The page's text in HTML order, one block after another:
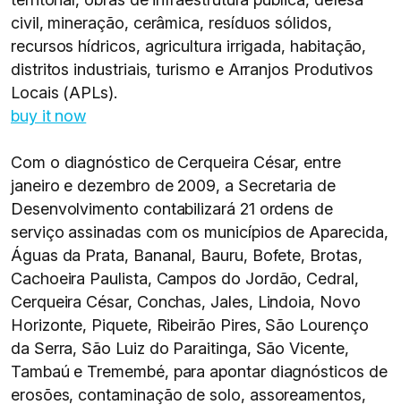
civil, mineração, cerâmica, resíduos sólidos,
recursos hídricos, agricultura irrigada, habitação,
distritos industriais, turismo e Arranjos Produtivos
Locais (APLs).
buy it now
Com o diagnóstico de Cerqueira César, entre
janeiro e dezembro de 2009, a Secretaria de
Desenvolvimento contabilizará 21 ordens de
serviço assinadas com os municípios de Aparecida,
Águas da Prata, Bananal, Bauru, Bofete, Brotas,
Cachoeira Paulista, Campos do Jordão, Cedral,
Cerqueira César, Conchas, Jales, Lindoia, Novo
Horizonte, Piquete, Ribeirão Pires, São Lourenço
da Serra, São Luiz do Paraitinga, São Vicente,
Tambaú e Tremembé, para apontar diagnósticos de
erosões, contaminação de solo, assoreamentos,